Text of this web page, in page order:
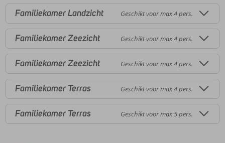
Familiekamer Landzicht Geschikt voor max 4 pers.
Familiekamer Zeezicht Geschikt voor max 4 pers.
Familiekamer Zeezicht Geschikt voor max 4 pers.
Familiekamer Terras Geschikt voor max 4 pers.
Familiekamer Terras Geschikt voor max 5 pers.